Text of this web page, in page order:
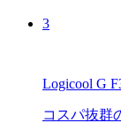
3
Logicool G
コスパ抜群